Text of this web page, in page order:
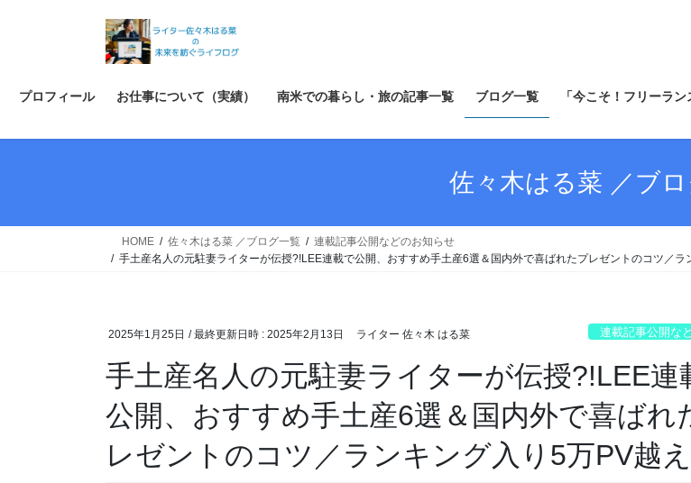
ス
ン
プロフィール お仕事について（実績） 南米での暮らし・旅の記事一覧 ブログ一覧 「今こそ！フリーラン
佐々木はる菜 ／ブ
HOME 佐々木はる菜 ／ブログ一覧
連載記事公開などのお知らせ
手土産名人の元駐妻ライターが伝授?!LEE連載で公開、おすすめ手土産6選＆国内外で喜ばれたプレゼントのコツ／ラ
2025年1月25日 / 最終更新日時 : 2025年2月13日 ライター 佐々木 はる菜 連載記事公開な
手土産名人の元駐妻ライターが伝授?!LEE連
公開、おすすめ手土産6選＆国内外で喜ばれ
レゼントのコツ／ランキング入り5万PV越え